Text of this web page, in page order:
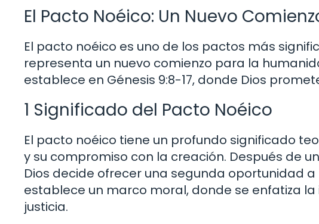
El Pacto Noéico: Un Nuevo
El pacto noéico es uno de los pactos más
representa un nuevo comienzo para la
establece en Génesis 9:8-17, donde Dios
1 Significado del Pacto Noéico
El pacto noéico tiene un profundo significado
y su compromiso con la creación. Después de
Dios decide ofrecer una segunda oportunidad
establece un marco moral, donde se enfatiza
justicia.